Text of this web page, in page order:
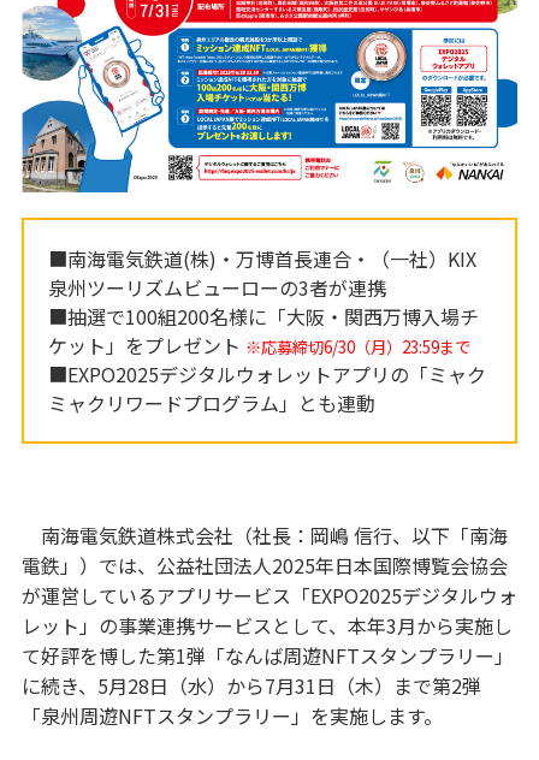
■南海電気鉄道(株)・万博首長連合・（一社）KIX
泉州ツーリズムビューローの3者が連携
■抽選で100組200名様に「大阪・関西万博入場チ
ケット」をプレゼント ※応募締切6/30（月）23:59まで
■EXPO2025デジタルウォレットアプリの「ミャク
ミャクリワードプログラム」とも連動
南海電気鉄道株式会社（社長：岡嶋 信行、以下「南海
電鉄」）では、公益社団法人2025年日本国際博覧会協会
が運営しているアプリサービス「EXPO2025デジタルウォ
レット」の事業連携サービスとして、本年3月から実施し
て好評を博した第1弾「なんば周遊NFTスタンプラリー」
に続き、5月28日（水）から7月31日（木）まで第2弾
「泉州周遊NFTスタンプラリー」を実施します。